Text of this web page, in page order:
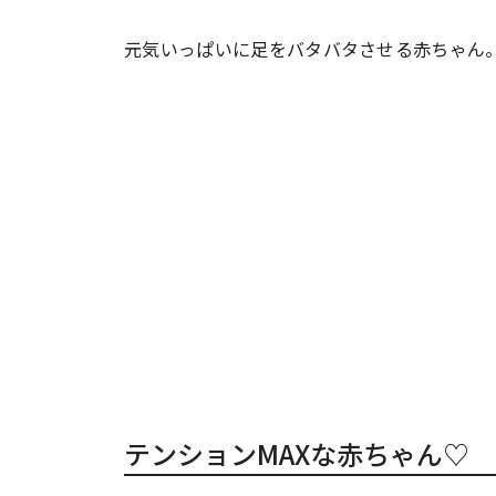
元気いっぱいに足をバタバタさせる赤ちゃ
テンションMAXな赤ちゃん♡